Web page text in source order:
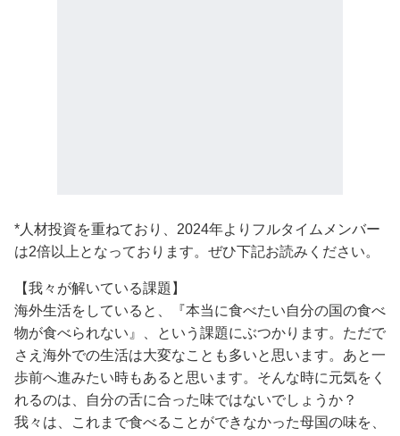
*人材投資を重ねており、2024年よりフルタイムメンバー
は2倍以上となっております。ぜひ下記お読みください。
【我々が解いている課題】
海外生活をしていると、『本当に食べたい自分の国の食べ
物が食べられない』、という課題にぶつかります。ただで
さえ海外での生活は大変なことも多いと思います。あと一
歩前へ進みたい時もあると思います。そんな時に元気をく
れるのは、自分の舌に合った味ではないでしょうか？
我々は、これまで食べることができなかった母国の味を、